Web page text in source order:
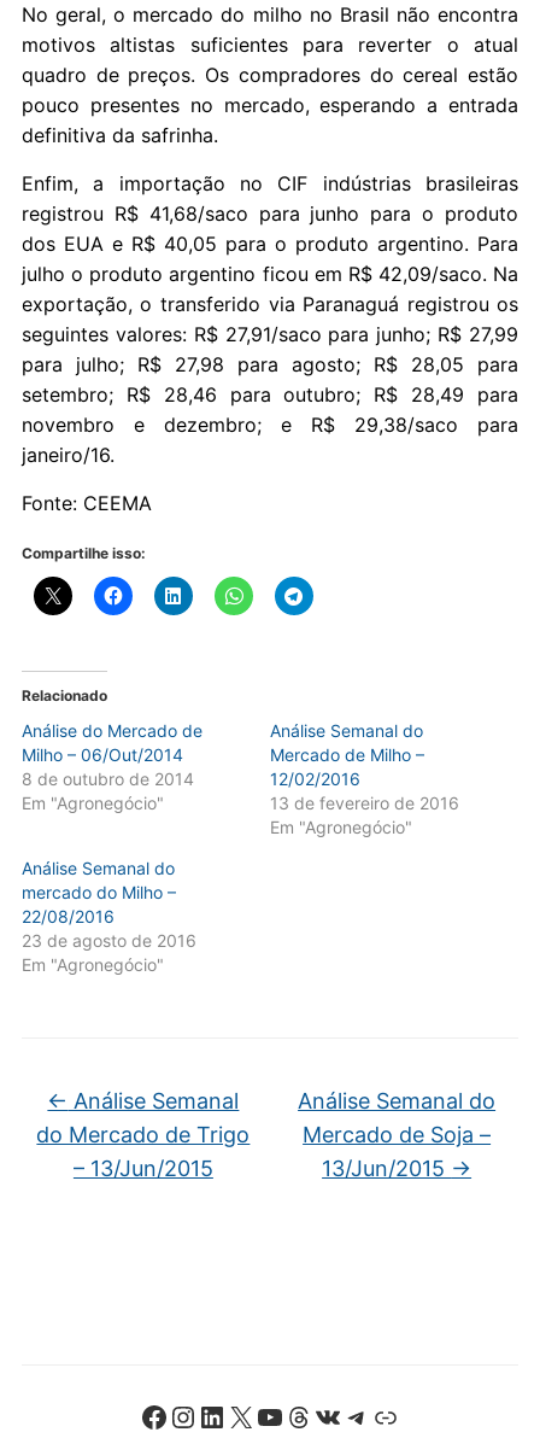
No geral, o mercado do milho no Brasil não encontra
motivos altistas suficientes para reverter o atual
quadro de preços. Os compradores do cereal estão
pouco presentes no mercado, esperando a entrada
definitiva da safrinha.
Enfim, a importação no CIF indústrias brasileiras
registrou R$ 41,68/saco para junho para o produto
dos EUA e R$ 40,05 para o produto argentino. Para
julho o produto argentino ficou em R$ 42,09/saco. Na
exportação, o transferido via Paranaguá registrou os
seguintes valores: R$ 27,91/saco para junho; R$ 27,99
para julho; R$ 27,98 para agosto; R$ 28,05 para
setembro; R$ 28,46 para outubro; R$ 28,49 para
novembro e dezembro; e R$ 29,38/saco para
janeiro/16.
Fonte: CEEMA
Compartilhe isso:
Relacionado
Análise do Mercado de
Milho – 06/Out/2014
8 de outubro de 2014
Em "Agronegócio"
Análise Semanal do
Mercado de Milho –
12/02/2016
13 de fevereiro de 2016
Em "Agronegócio"
Análise Semanal do
mercado do Milho –
22/08/2016
23 de agosto de 2016
Em "Agronegócio"
← Análise Semanal
do Mercado de Trigo
– 13/Jun/2015
Análise Semanal do
Mercado de Soja –
13/Jun/2015 →
Facebook Instagram LinkedIn X Youtube Threads